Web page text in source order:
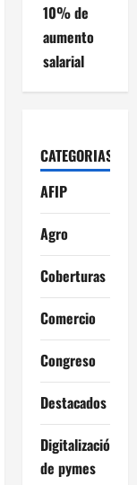
10% de
aumento
salarial
CATEGORIAS
AFIP
Agro
Coberturas
Comercio
Congreso
Destacados
Digitalización
de pymes